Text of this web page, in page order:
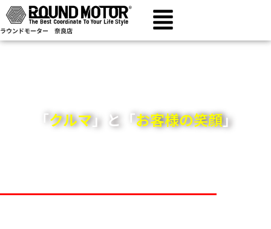
ラウンドモーター 奈良店
「クルマ」と「お客様の笑顔」